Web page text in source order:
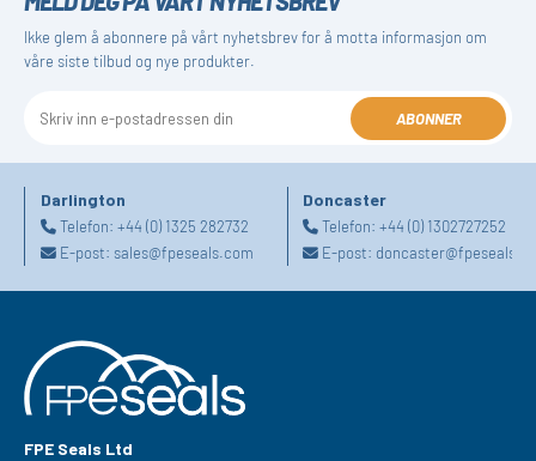
Ikke glem å abonnere på vårt nyhetsbrev for å motta informasjon om
våre siste tilbud og nye produkter.
ABONNER
Darlington
Telefon: +44 (0) 1325 282732
E-post: sales@fpeseals.com
Doncaster
Telefon:+44 (0) 1302727252
E-post:
FPE Seals Ltd